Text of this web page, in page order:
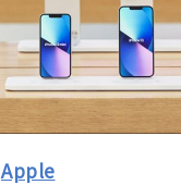
Apple